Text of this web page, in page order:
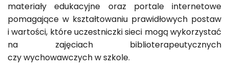
materiały edukacyjne oraz portale internetowe
pomagające w kształtowaniu prawidłowych postaw
i wartości, które uczestniczki sieci mogą wykorzystać
na zajęciach biblioterapeutycznych
czy wychowawczych w szkole.